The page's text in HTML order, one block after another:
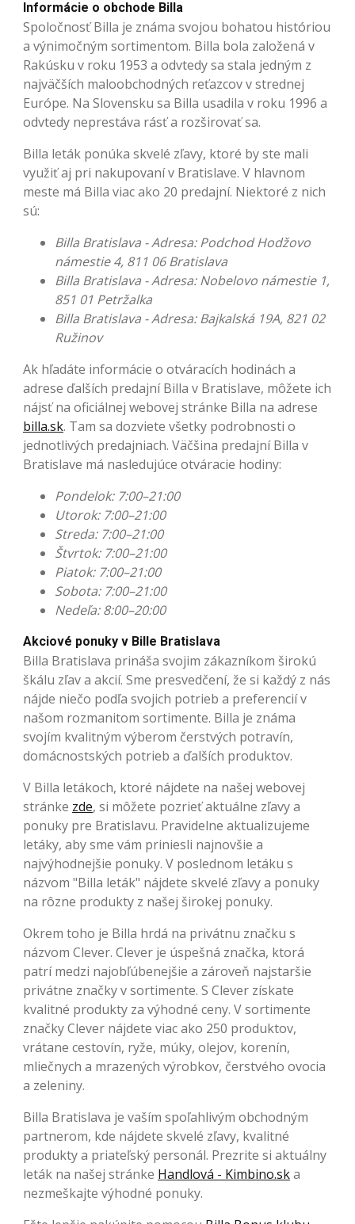
Informácie o obchode Billa
Spoločnosť Billa je známa svojou bohatou históriou
a výnimočným sortimentom. Billa bola založená v
Rakúsku v roku 1953 a odvtedy sa stala jedným z
najväčších maloobchodných reťazcov v strednej
Európe. Na Slovensku sa Billa usadila v roku 1996 a
odvtedy neprestáva rásť a rozširovať sa.
Billa leták ponúka skvelé zľavy, ktoré by ste mali
využiť aj pri nakupovaní v Bratislave. V hlavnom
meste má Billa viac ako 20 predajní. Niektoré z nich
sú:
Billa Bratislava - Adresa: Podchod Hodžovo
námestie 4, 811 06 Bratislava
Billa Bratislava - Adresa: Nobelovo námestie 1,
851 01 Petržalka
Billa Bratislava - Adresa: Bajkalská 19A, 821 02
Ružinov
Ak hľadáte informácie o otváracích hodinách a
adrese ďalších predajní Billa v Bratislave, môžete ich
nájsť na oficiálnej webovej stránke Billa na adrese
billa.sk. Tam sa dozviete všetky podrobnosti o
jednotlivých predajniach. Väčšina predajní Billa v
Bratislave má nasledujúce otváracie hodiny:
Pondelok: 7:00–21:00
Utorok: 7:00–21:00
Streda: 7:00–21:00
Štvrtok: 7:00–21:00
Piatok: 7:00–21:00
Sobota: 7:00–21:00
Nedeľa: 8:00–20:00
Akciové ponuky v Bille Bratislava
Billa Bratislava prináša svojim zákazníkom širokú
škálu zľav a akcií. Sme presvedčení, že si každý z nás
nájde niečo podľa svojich potrieb a preferencií v
našom rozmanitom sortimente. Billa je známa
svojím kvalitným výberom čerstvých potravín,
domácnostských potrieb a ďalších produktov.
V Billa letákoch, ktoré nájdete na našej webovej
stránke zde, si môžete pozrieť aktuálne zľavy a
ponuky pre Bratislavu. Pravidelne aktualizujeme
letáky, aby sme vám priniesli najnovšie a
najvýhodnejšie ponuky. V poslednom letáku s
názvom "Billa leták" nájdete skvelé zľavy a ponuky
na rôzne produkty z našej širokej ponuky.
Okrem toho je Billa hrdá na privátnu značku s
názvom Clever. Clever je úspešná značka, ktorá
patrí medzi najobľúbenejšie a zároveň najstaršie
privátne značky v sortimente. S Clever získate
kvalitné produkty za výhodné ceny. V sortimente
značky Clever nájdete viac ako 250 produktov,
vrátane cestovín, ryže, múky, olejov, korenín,
mliečnych a mrazených výrobkov, čerstvého ovocia
a zeleniny.
Billa Bratislava je vaším spoľahlivým obchodným
partnerom, kde nájdete skvelé zľavy, kvalitné
produkty a priateľský personál. Prezrite si aktuálny
leták na našej stránke Handlová - Kimbino.ska
nezmeškajte výhodné ponuky.